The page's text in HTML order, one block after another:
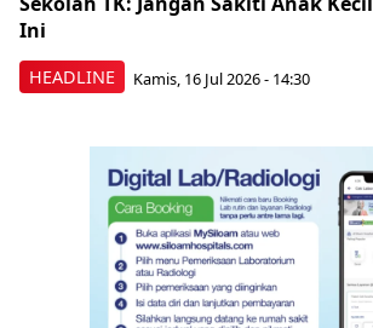
HEADLINE
Ini
Kamis, 16 Jul 2026 - 14:30